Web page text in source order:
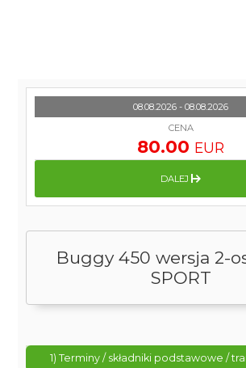
Buggy 450 wersja 2-
SPORT
1) Terminy / składniki podstawowe /
08.08.2026 - 08.08.2026
CENA
80.00 EUR
DALEJ